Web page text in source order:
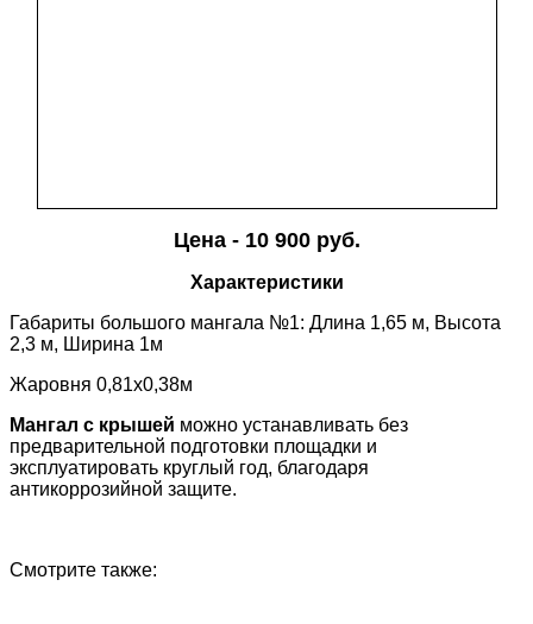
Цена - 10 900 руб.
Характеристики
Габариты большого мангала №1: Длина 1,65 м, Высота
2,3 м, Ширина 1м
Жаровня 0,81х0,38м
Мангал с крышей можно устанавливать без
предварительной подготовки площадки и
эксплуатировать круглый год, благодаря
антикоррозийной защите.
Смотрите также: